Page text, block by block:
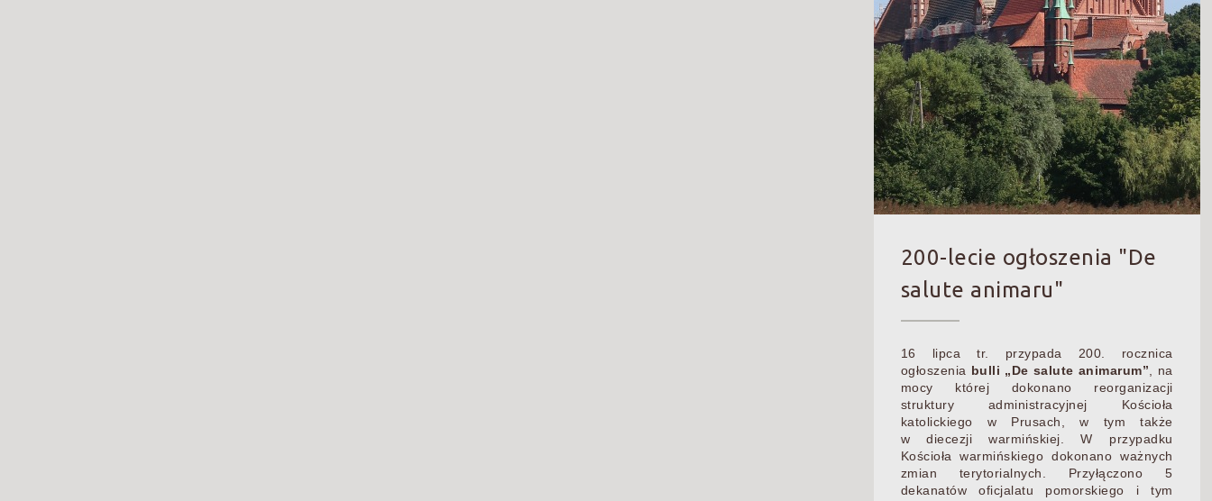
200-lecie ogłoszenia "De
salute animaru"
16 lipca tr. przypada 200. rocznica
ogłoszenia bulli „De salute animarum” , na
mocy której dokonano reorganizacji
struktury administracyjnej Kościoła
katolickiego w Prusach, w tym także
w diecezji warmińskiej. W przypadku
Kościoła warmińskiego dokonano ważnych
zmian terytorialnych. Przyłączono 5
dekanatów oficjalatu pomorskiego i tym